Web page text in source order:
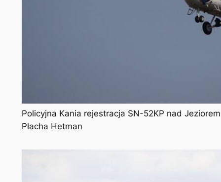
Policyjna Kania rejestracja SN-52KP nad
Placha Hetman